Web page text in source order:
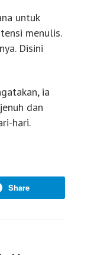
untuk
menulis.
Disini
ia
dan
hari.
Share